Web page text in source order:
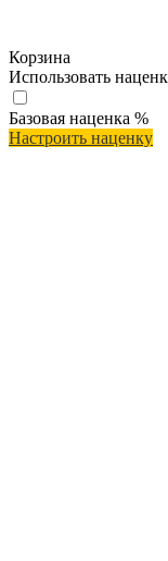
Корзина
Использовать
Базовая наценка %
Настроить наценку